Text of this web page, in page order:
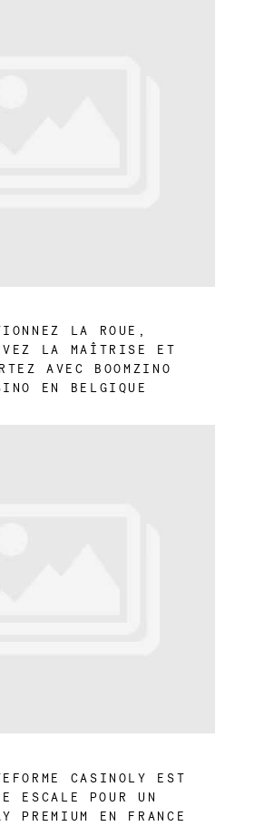
LA ROUE,
LA MAÎTRISE ET
AVEC BOOMZINO
EN BELGIQUE
CASINOLY EST
ESCALE POUR UN
PREMIUM EN FRANCE